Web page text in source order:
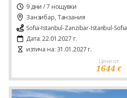
9 дни / 7 нощувки
Занзибар, Танзания
Sofia-Istanbul-Zanzibar-Istanbul-Sofia
Дата: 22.01.2027 г.
изтича на: 31.01.2027 г.
Цени от
1644 €